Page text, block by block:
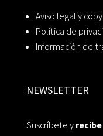
Aviso legal y
Política de
Información de
NEWSLETTER
Suscríbete y